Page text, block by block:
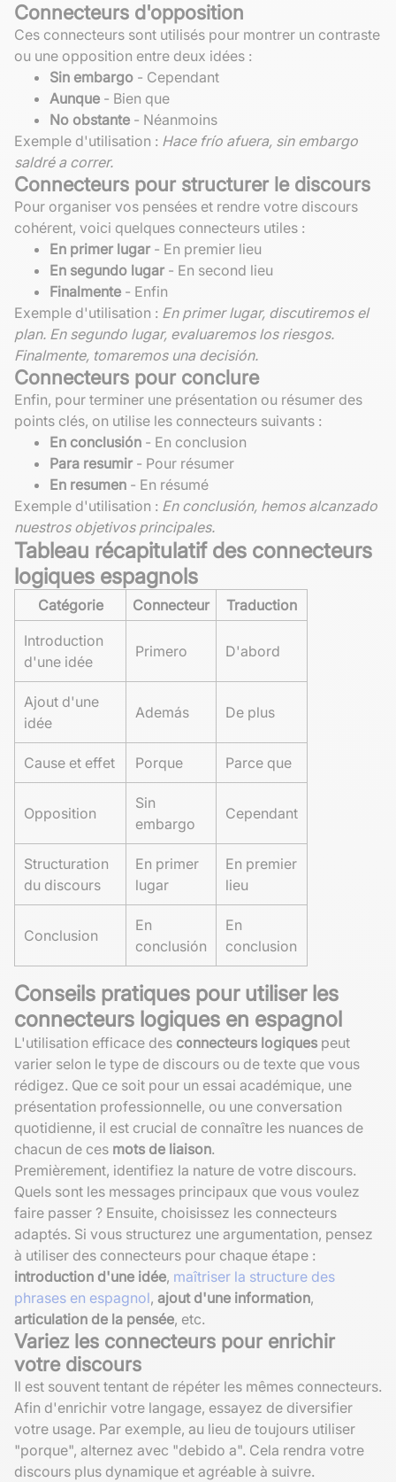
Connecteurs d'opposition
Ces connecteurs sont utilisés pour montrer un contraste
ou une opposition entre deux idées :
Sin embargo - Cependant
Aunque - Bien que
No obstante - Néanmoins
Exemple d'utilisation : Hace frío afuera, sin embargo
saldré a correr.
Connecteurs pour structurer le discours
Pour organiser vos pensées et rendre votre discours
cohérent, voici quelques connecteurs utiles :
En primer lugar- En premier lieu
En segundo lugar- En second lieu
Finalmente - Enfin
Exemple d'utilisation : En primer lugar, discutiremos el
plan. En segundo lugar, evaluaremos los riesgos.
Finalmente, tomaremos una decisión.
Connecteurs pour conclure
Enfin, pour terminer une présentation ou résumer des
points clés, on utilise les connecteurs suivants :
En conclusión - En conclusion
Para resumir- Pour résumer
En resumen - En résumé
Exemple d'utilisation : En conclusión, hemos alcanzado
nuestros objetivos principales.
Tableau récapitulatif des connecteurs
logiques espagnols
Catégorie Connecteur
Traduction
Introduction
d'une idée
Primero D'abord
Ajout d'une
idée
Además De plus
Cause et effet Porque Parce que
Opposition
Sin
embargo
Cependant
Structuration
du discours
En primer
lugar
En premier
lieu
Conclusion
En
conclusión
En
conclusion
Conseils pratiques pour utiliser les
connecteurs logiques en espagnol
L'utilisation efficace des connecteurs logiques peut
varier selon le type de discours ou de texte que vous
rédigez. Que ce soit pour un essai académique, une
présentation professionnelle, ou une conversation
quotidienne, il est crucial de connaître les nuances de
chacun de ces mots de liaison.
Premièrement, identifiez la nature de votre discours.
Quels sont les messages principaux que vous voulez
faire passer ? Ensuite, choisissez les connecteurs
adaptés. Si vous structurez une argumentation, pensez
à utiliser des connecteurs pour chaque étape :
introduction d'une idée, maîtriser la structure des
phrases en espagnol, ajout d'une information,
articulation de la pensée, etc.
Variez les connecteurs pour enrichir
votre discours
Il est souvent tentant de répéter les mêmes connecteurs.
Afin d'enrichir votre langage, essayez de diversifier
votre usage. Par exemple, au lieu de toujours utiliser
"porque", alternez avec "debido a". Cela rendra votre
discours plus dynamique et agréable à suivre.